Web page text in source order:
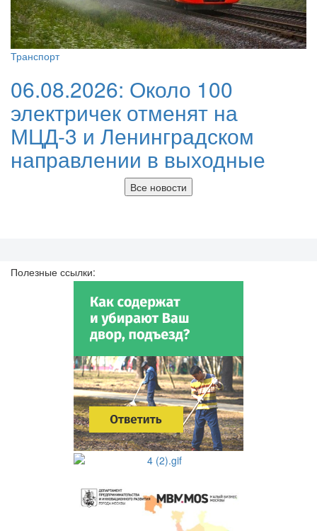
Транспорт
06.08.2026: Около 100
электричек отменят на
МЦД-3 и Ленинградском
направлении в выходные
Все новости
Полезные ссылки: